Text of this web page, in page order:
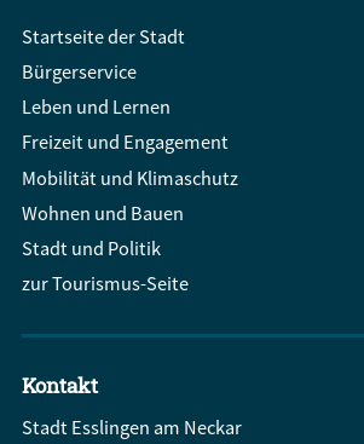
Startseite der Stadt
Bürgerservice
Leben und Lernen
Freizeit und Engagement
Mobilität und Klimaschutz
Wohnen und Bauen
Stadt und Politik
zur Tourismus-Seite
Kontakt
Stadt Esslingen am Neckar